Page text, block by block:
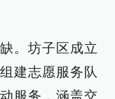
。坊子区成立
建志愿服务队
服务，涵盖交